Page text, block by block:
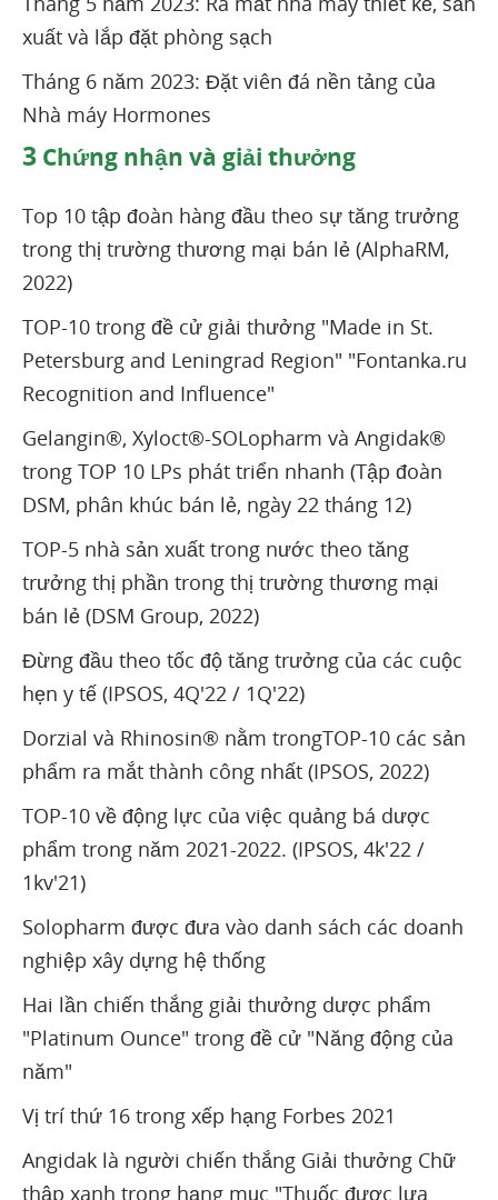
xuất và lắp đặt phòng sạch
Tháng 6 năm 2023: Đặt viên đá nền tảng của
Nhà máy Hormones
3 Chứng nhận và giải thưởng
Top 10 tập đoàn hàng đầu theo sự tăng trưởng
trong thị trường thương mại bán lẻ (AlphaRM,
2022)
TOP-10 trong đề cử giải thưởng "Made in St.
Petersburg and Leningrad Region" "Fontanka.ru
Recognition and Influence"
Gelangin®, Xyloct®-SOLopharm và Angidak®
trong TOP 10 LPs phát triển nhanh (Tập đoàn
DSM, phân khúc bán lẻ, ngày 22 tháng 12)
TOP-5 nhà sản xuất trong nước theo tăng
trưởng thị phần trong thị trường thương mại
bán lẻ (DSM Group, 2022)
Đừng đầu theo tốc độ tăng trưởng của các cuộc
hẹn y tế (IPSOS, 4Q'22 / 1Q'22)
Dorzial và Rhinosin® nằm trongTOP-10 các sản
phẩm ra mắt thành công nhất (IPSOS, 2022)
TOP-10 về động lực của việc quảng bá dược
phẩm trong năm 2021-2022. (IPSOS, 4k'22 /
1kv'21)
Solopharm được đưa vào danh sách các doanh
nghiệp xây dựng hệ thống
Hai lần chiến thắng giải thưởng dược phẩm
"Platinum Ounce" trong đề cử "Năng động của
năm"
Vị trí thứ 16 trong xếp hạng Forbes 2021
Angidak là người chiến thắng Giải thưởng Chữ
thập xanh trong hạng mục "Thuốc được lựa